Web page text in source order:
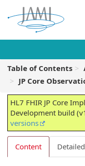
Table of Contents
JP Core
HL7 FHIR JP Core
Development build
versions
Content